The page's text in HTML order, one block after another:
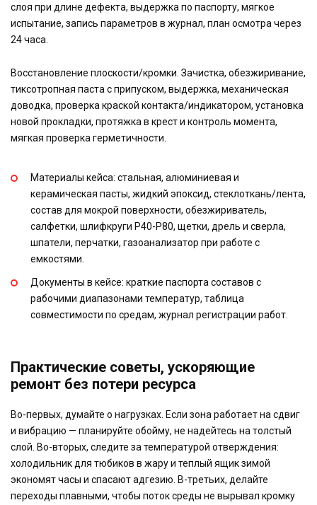
слоя при длине дефекта, выдержка по паспорту, мягкое
испытание, запись параметров в журнал, план осмотра через
24 часа.
Восстановление плоскости/кромки. Зачистка, обезжиривание,
тиксотропная паста с припуском, выдержка, механическая
доводка, проверка краской контакта/индикатором, установка
новой прокладки, протяжка в крест и контроль момента,
мягкая проверка герметичности.
Материалы кейса: стальная, алюминиевая и
керамическая пасты, жидкий эпоксид, стеклоткань/лента,
состав для мокрой поверхности, обезжириватель,
салфетки, шлифкруги P40-P80, щетки, дрель и сверла,
шпатели, перчатки, газоанализатор при работе с
емкостями.
Документы в кейсе: краткие паспорта составов с
рабочими диапазонами температур, таблица
совместимости по средам, журнал регистрации работ.
Практические советы, ускоряющие
ремонт без потери ресурса
Во-первых, думайте о нагрузках. Если зона работает на сдвиг
и вибрацию — планируйте обойму, не надейтесь на толстый
слой. Во-вторых, следите за температурой отверждения:
холодильник для тюбиков в жару и теплый ящик зимой
экономят часы и спасают адгезию. В-третьих, делайте
переходы плавными, чтобы поток среды не вырывал кромку